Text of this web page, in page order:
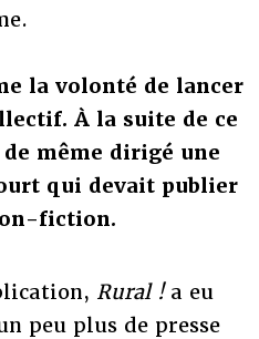
la volonté de lancer
À la suite de ce
même dirigé une
qui devait publier
fiction.
Rural !a eu
peu plus de presse